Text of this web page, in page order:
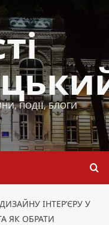
ПОДІЇ, БЛОГИ
ІНТЕР’ЄРУ У
ЯК ОБРАТИ